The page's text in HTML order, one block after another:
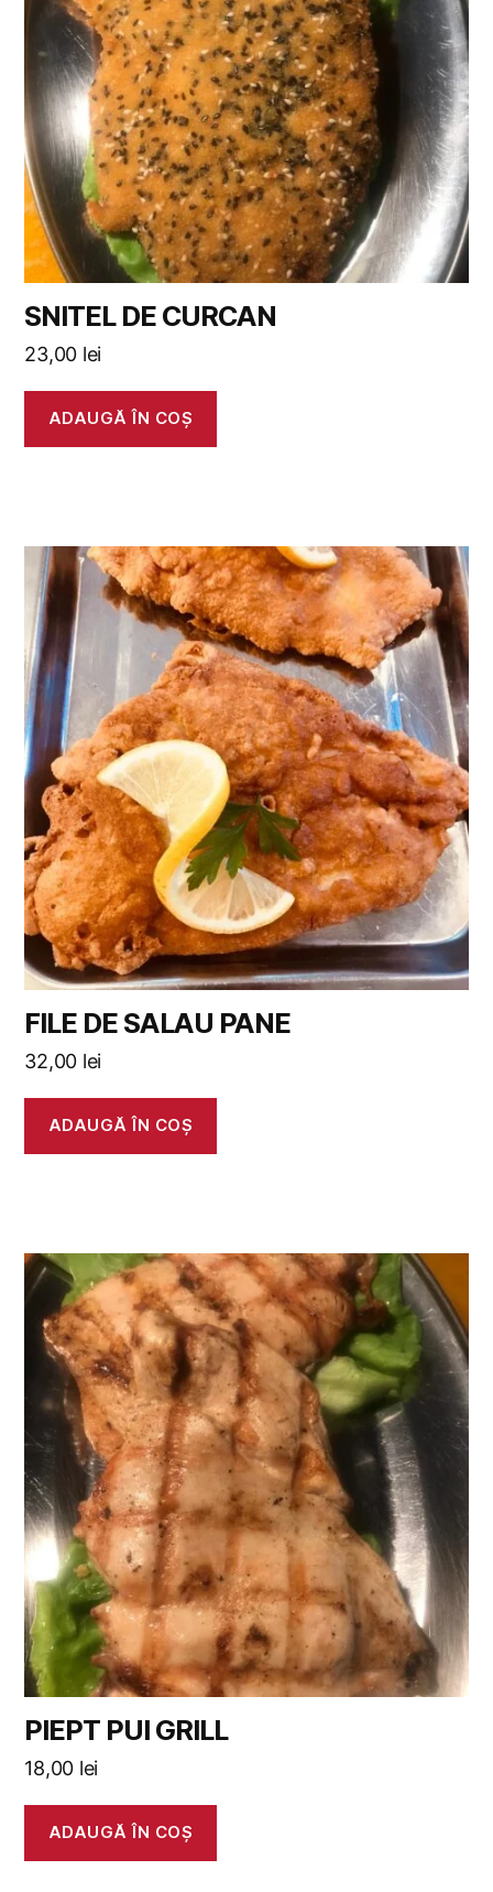
SNITEL DE CURCAN
23,00 lei
ADAUGĂ ÎN COȘ
FILE DE SALAU PANE
32,00 lei
ADAUGĂ ÎN COȘ
PIEPT PUI GRILL
18,00 lei
ADAUGĂ ÎN COȘ